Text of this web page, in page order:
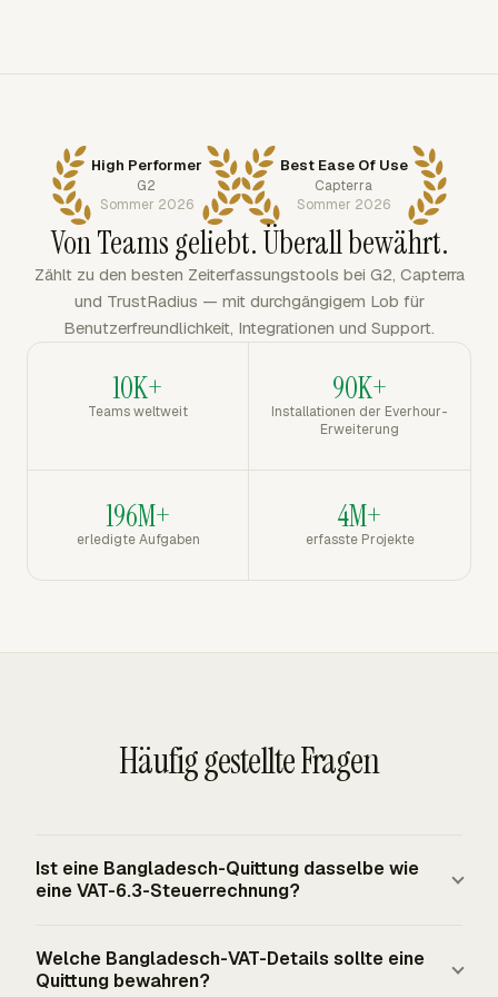
High Performer
G2
Sommer 2026
Best Ease Of Use
Capterra
Sommer 2026
Von Teams geliebt. Überall bewährt.
Zählt zu den besten Zeiterfassungstools bei G2, Capterra
und TrustRadius — mit durchgängigem Lob für
Benutzerfreundlichkeit, Integrationen und Support.
10K+
Teams weltweit
90K+
Installationen der Everhour-
Erweiterung
196M+
erledigte Aufgaben
4M+
erfasste Projekte
Häufig gestellte Fragen
Ist eine Bangladesch-Quittung dasselbe wie
eine VAT-6.3-Steuerrechnung?
6.3 die vorgeschriebene Bangladesch-VAT-Rechnung für
Welche Bangladesch-VAT-Details sollte eine
Quittung bewahren?